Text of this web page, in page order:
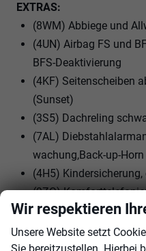
EXTRAS:
(8WM) Abbiege und
(4UN) Airbag FS und
BFS-Deaktivierung
(4KF) Seitenscheiben
(Sunset)
(3S5) Dachreling
(7AL)
wachung,Back-up-
(4H5)
(9ZQ)
charge) ohne
(5I6) Komfortöffnung
plus Easy Close
Wir respektieren
Unsere Website setzt